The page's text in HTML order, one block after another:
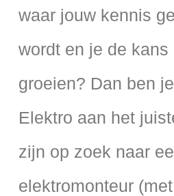
waar jouw kennis
wordt en je de kans
groeien? Dan ben
Elektro aan het
zijn op zoek naar
elektromonteur